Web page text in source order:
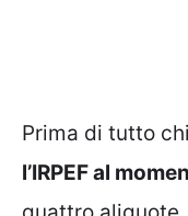
Prima di tutto
l’IRPEF al